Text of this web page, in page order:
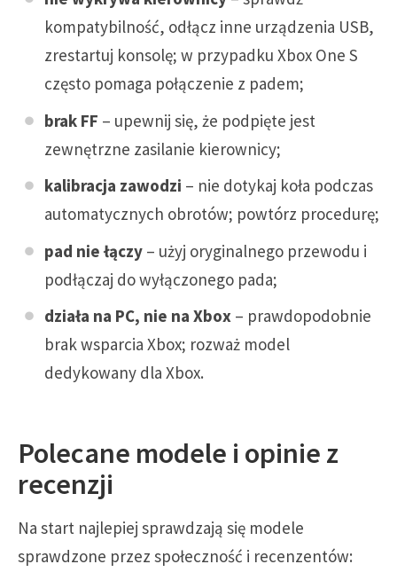
kompatybilność, odłącz inne urządzenia USB,
zrestartuj konsolę; w przypadku Xbox One S
często pomaga połączenie z padem;
brak FF – upewnij się, że podpięte jest
zewnętrzne zasilanie kierownicy;
kalibracja zawodzi – nie dotykaj koła podczas
automatycznych obrotów; powtórz procedurę;
pad nie łączy – użyj oryginalnego przewodu i
podłączaj do wyłączonego pada;
działa na PC, nie na Xbox – prawdopodobnie
brak wsparcia Xbox; rozważ model
dedykowany dla Xbox.
Polecane modele i opinie z
recenzji
Na start najlepiej sprawdzają się modele
sprawdzone przez społeczność i recenzentów: